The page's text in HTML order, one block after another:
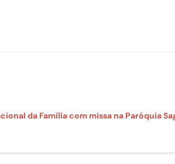
da Família com missa na Paróquia